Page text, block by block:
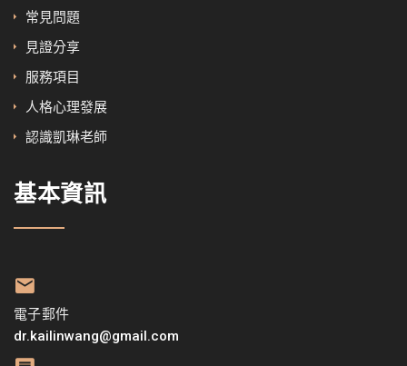
常見問題
見證分享
服務項目
人格心理發展
認識凱琳老師
基本資訊
電子郵件
dr.kailinwang@gmail.com